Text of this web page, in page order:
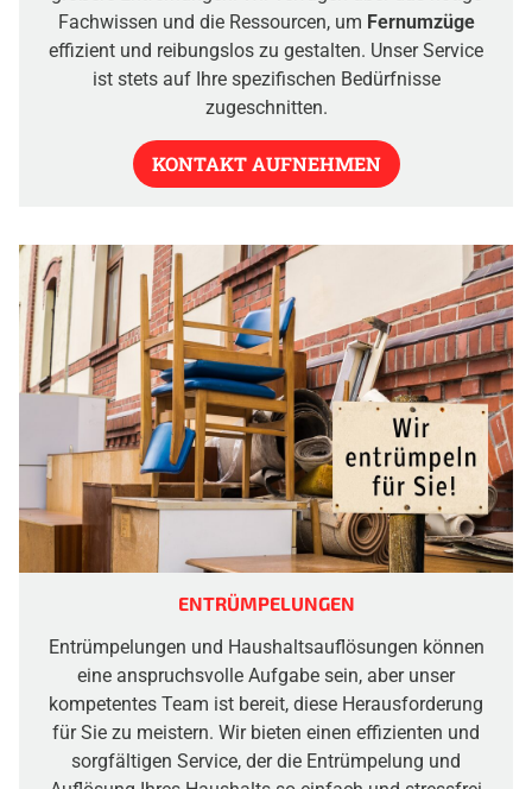
Fachwissen und die Ressourcen, um Fernumzüge
effizient und reibungslos zu gestalten. Unser Service
ist stets auf Ihre spezifischen Bedürfnisse
zugeschnitten.
KONTAKT AUFNEHMEN
ENTRÜMPELUNGEN
Entrümpelungen und Haushaltsauflösungen können
eine anspruchsvolle Aufgabe sein, aber unser
kompetentes Team ist bereit, diese Herausforderung
für Sie zu meistern. Wir bieten einen effizienten und
sorgfältigen Service, der die Entrümpelung und